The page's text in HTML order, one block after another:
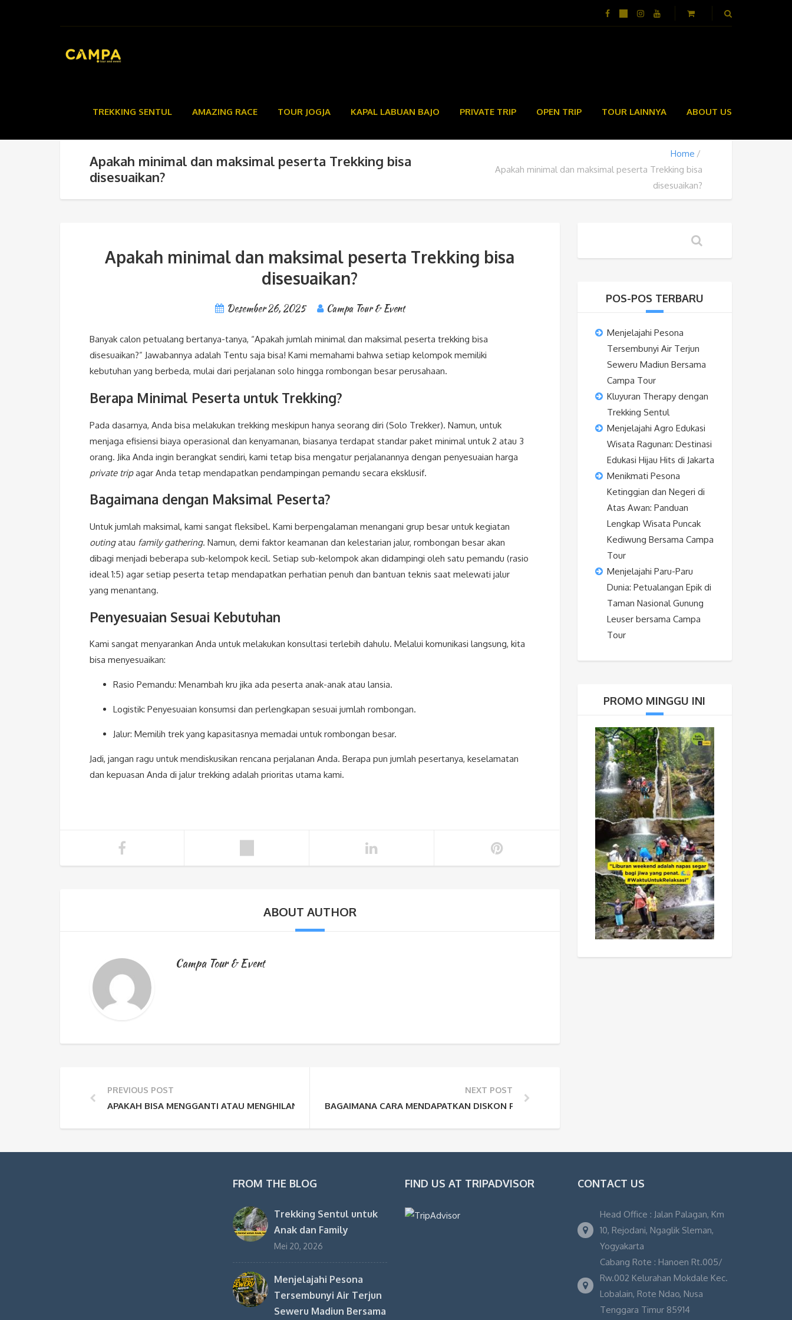
TREKKING SENTUL AMAZING RACE TOUR JOGJA KAPAL LABUAN BAJO PRIVATE TRIP OPEN TRIP TOUR LAINNYA ABOUT US
Apakah minimal dan maksimal peserta Trekking bisa
disesuaikan?
Home
Apakah minimal dan maksimal peserta Trekking bisa
disesuaikan?
Apakah minimal dan maksimal peserta Trekking bisa
disesuaikan?
Desember 26, 2025 Campa Tour & Event
Banyak calon petualang bertanya-tanya, “Apakah jumlah minimal dan maksimal peserta trekking bisa
disesuaikan?” Jawabannya adalah Tentu saja bisa! Kami memahami bahwa setiap kelompok memiliki
kebutuhan yang berbeda, mulai dari perjalanan solo hingga rombongan besar perusahaan.
Berapa Minimal Peserta untuk Trekking?
Pada dasarnya, Anda bisa melakukan trekking meskipun hanya seorang diri (Solo Trekker). Namun, untuk
menjaga efisiensi biaya operasional dan kenyamanan, biasanya terdapat standar paket minimal untuk 2 atau 3
orang. Jika Anda ingin berangkat sendiri, kami tetap bisa mengatur perjalanannya dengan penyesuaian harga
private tripagar Anda tetap mendapatkan pendampingan pemandu secara eksklusif.
Bagaimana dengan Maksimal Peserta?
Untuk jumlah maksimal, kami sangat fleksibel. Kami berpengalaman menangani grup besar untuk kegiatan
outingatau family gathering. Namun, demi faktor keamanan dan kelestarian jalur, rombongan besar akan
dibagi menjadi beberapa sub-kelompok kecil. Setiap sub-kelompok akan didampingi oleh satu pemandu (rasio
ideal 1:5) agar setiap peserta tetap mendapatkan perhatian penuh dan bantuan teknis saat melewati jalur
yang menantang.
Penyesuaian Sesuai Kebutuhan
Kami sangat menyarankan Anda untuk melakukan konsultasi terlebih dahulu. Melalui komunikasi langsung, kita
bisa menyesuaikan:
Rasio Pemandu: Menambah kru jika ada peserta anak-anak atau lansia.
Logistik: Penyesuaian konsumsi dan perlengkapan sesuai jumlah rombongan.
Jalur: Memilih trek yang kapasitasnya memadai untuk rombongan besar.
Jadi, jangan ragu untuk mendiskusikan rencana perjalanan Anda. Berapa pun jumlah pesertanya, keselamatan
dan kepuasan Anda di jalur trekking adalah prioritas utama kami.
ABOUT AUTHOR
Campa Tour & Event
PREVIOUS POST
APAKAH BISA MENGGANTI ATAU MENGHILANGKAN SALAH SATU DESTINASI DALAM SEBUAH PAKET TOUR?
NEXT POST
BAGAIMANA CARA MENDAPATKAN DISKON PAKET TREKKING?
POS-POS TERBARU
Menjelajahi Pesona
Tersembunyi Air Terjun
Seweru Madiun Bersama
Campa Tour
Kluyuran Therapy dengan
Trekking Sentul
Menjelajahi Agro Edukasi
Wisata Ragunan: Destinasi
Edukasi Hijau Hits di Jakarta
Menikmati Pesona
Ketinggian dan Negeri di
Atas Awan: Panduan
Lengkap Wisata Puncak
Kediwung Bersama Campa
Tour
Menjelajahi Paru-Paru
Dunia: Petualangan Epik di
Taman Nasional Gunung
Leuser bersama Campa
Tour
PROMO MINGGU INI
FROM THE BLOG
Trekking Sentul untuk
Anak dan Family
Mei 20, 2026
Menjelajahi Pesona
Tersembunyi Air Terjun
Seweru Madiun Bersama
FIND US AT TRIPADVISOR CONTACT US
Head Office : Jalan Palagan, Km
10, Rejodani, Ngaglik Sleman,
Yogyakarta
Cabang Rote : Hanoen Rt.005/
Rw.002 Kelurahan Mokdale Kec.
Lobalain, Rote Ndao, Nusa
Tenggara Timur 85914